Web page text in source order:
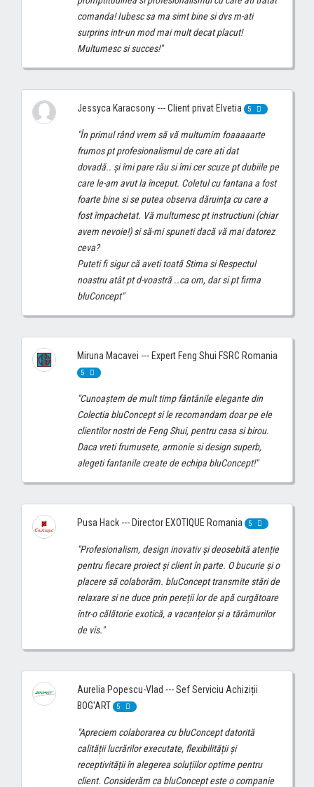
comanda! Iubesc sa ma simt bine si dvs m-ati
surprins intr-un mod mai mult decat placut!
Multumesc si succes!"
Jessyca Karacsony --- Client privat Elvetia 5
"În primul rând vrem să vă multumim foaaaaarte
frumos pt profesionalismul de care ati dat
dovadă.. și îmi pare rău si îmi cer scuze pt dubiile pe
care le-am avut la început. Coletul cu fantana a fost
foarte bine si se putea observa dăruinţa cu care a
fost împachetat. Vă multumesc pt instructiuni (chiar
avem nevoie!) si să-mi spuneti dacă vă mai datorez
ceva?
Puteti fi sigur că aveti toată Stima si Respectul
noastru atât pt d-voastră ..ca om, dar si pt firma
bluConcept"
Miruna Macavei --- Expert Feng Shui FSRC Romania
5
"Cunoaștem de mult timp fântânile elegante din
Colectia bluConcept si le recomandam doar pe ele
clientilor nostri de Feng Shui, pentru casa si birou.
Daca vreti frumusete, armonie si design superb,
alegeti fantanile create de echipa bluConcept!"
Pusa Hack --- Director EXOTIQUE Romania 5
"Profesionalism, design inovativ și deosebită atenție
pentru fiecare proiect și client în parte. O bucurie și o
placere să colaborăm. bluConcept transmite stări de
relaxare si ne duce prin pereții lor de apă curgătoare
într-o călătorie exotică, a vacanțelor și a tărâmurilor
de vis."
Aurelia Popescu-Vlad --- Sef Serviciu Achiziții
BOG'ART 5
"Apreciem colaborarea cu bluConcept datorită
calității lucrărilor executate, flexibilității și
receptivității în alegerea soluțiilor optime pentru
client. Considerăm ca bluConcept este o companie